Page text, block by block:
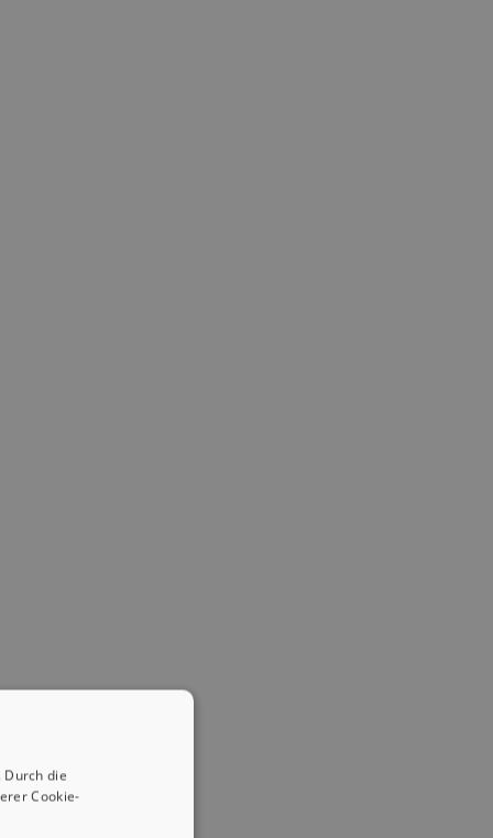
die
Cookie-